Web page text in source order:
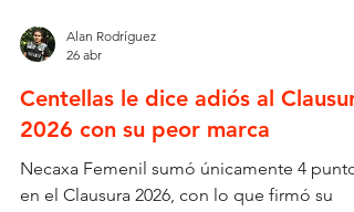
26 abr
Centellas le dice adiós al